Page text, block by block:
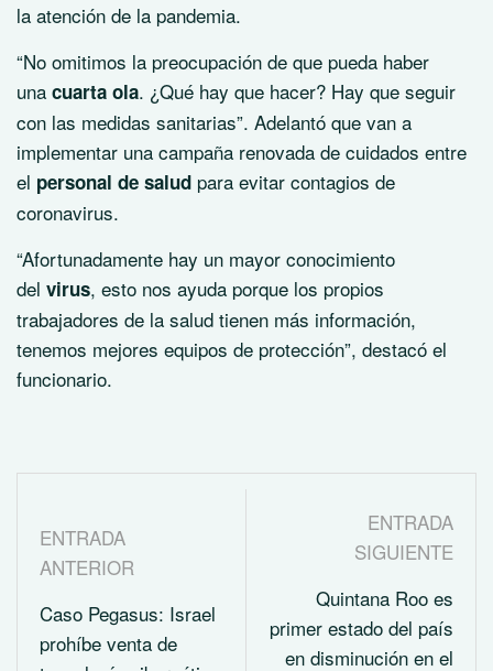
la atención de la pandemia.
“No omitimos la preocupación de que pueda haber
una cuarta ola. ¿Qué hay que hacer? Hay que seguir
con las medidas sanitarias”. Adelantó que van a
implementar una campaña renovada de cuidados entre
el personal de salud para evitar contagios de
coronavirus.
“Afortunadamente hay un mayor conocimiento
del virus, esto nos ayuda porque los propios
trabajadores de la salud tienen más información,
tenemos mejores equipos de protección”, destacó el
funcionario.
ENTRADA
ANTERIOR
Caso Pegasus: Israel
prohíbe venta de
ENTRADA
SIGUIENTE
Quintana Roo es
primer estado del país
en disminución en el